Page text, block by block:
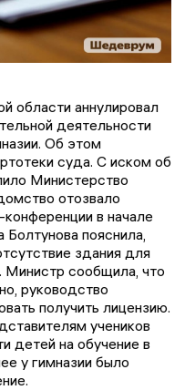
области аннулировал
деятельности
Об этом
суда. С иском об
Министерство
отозвало
в начале
пояснила,
здания для
Министр сообщила, что
руководство
получить лицензию.
учеников
детей на обучение в
у гимназии было